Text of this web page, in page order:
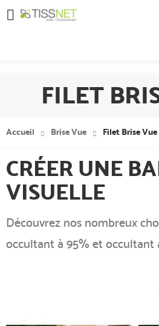
FILET
Accueil Brise Vue Filet Brise Vue
CRÉER UNE
VISUELLE
Découvrez nos nombreux
occultant à 95% et occultant